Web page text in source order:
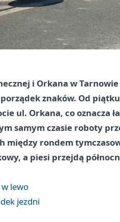
i Orkana w
znaków. Od
ul. Orkana, co oznacza
samym czasie roboty
między rondem
a piesi przejdą
lewo
jezdni